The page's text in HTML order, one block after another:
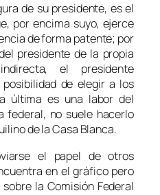
de su presidente, es el
por encima suyo, ejerce
de forma patente; por
presidente de la propia
el presidente
de elegir a los
última es una labor del
federal, no suele hacerlo
de la Casa Blanca.
el papel de otros
en el gráfico pero
la Comisión Federal